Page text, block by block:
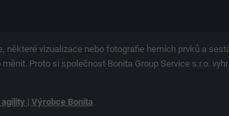
některé vizualizace nebo fotografie herních prvků a
Proto si společnost Bonita Group Service s.r.o.
| Výrobce Bonita